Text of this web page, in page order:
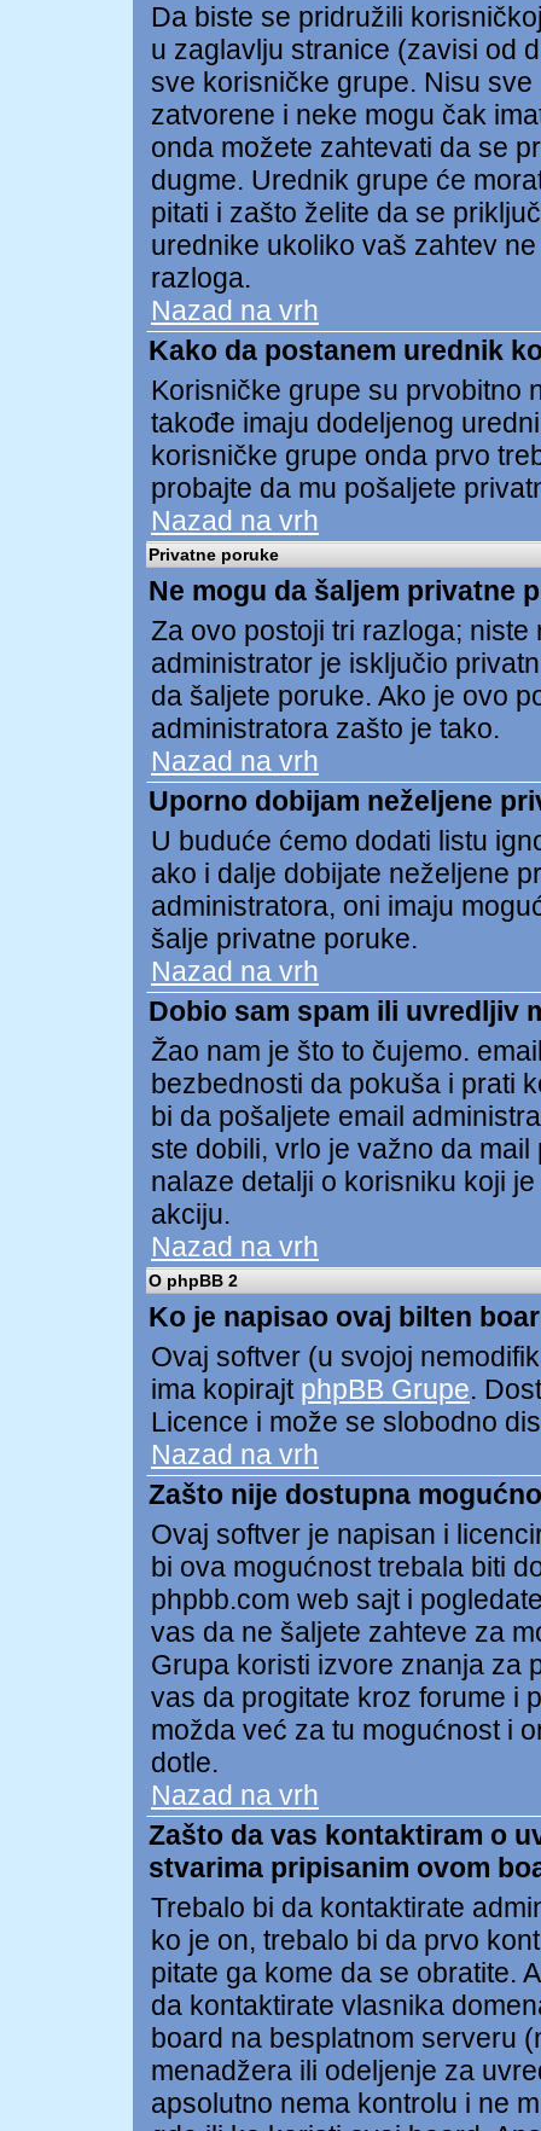
Da biste se pridružili
u zaglavlju stranice (zavisi od
sve korisničke grupe. Nisu
zatvorene i neke mogu čak
onda možete zahtevati da se
dugme. Urednik grupe će
pitati i zašto želite da se
urednike ukoliko vaš zahtev
razloga.
Nazad na vrh
Kako da postanem urednik
Korisničke grupe su prvobitno
takođe imaju dodeljenog
korisničke grupe onda prvo
probajte da mu pošaljete
Nazad na vrh
Privatne poruke
Ne mogu da šaljem privatne
Za ovo postoji tri razloga;
administrator je isključio
da šaljete poruke. Ako je ovo
administratora zašto je tako.
Nazad na vrh
Uporno dobijam neželjene
U buduće ćemo dodati listu
ako i dalje dobijate neželjene
administratora, oni imaju
šalje privatne poruke.
Nazad na vrh
Dobio sam spam ili uvredljiv
Žao nam je što to čujemo.
bezbednosti da pokuša i prati
bi da pošaljete email
ste dobili, vrlo je važno da
nalaze detalji o korisniku koji
akciju.
Nazad na vrh
O phpBB 2
Ko je napisao ovaj bilten
Ovaj softver (u svojoj
ima kopirajt phpBB Grupe.
Licence i može se slobodno
Nazad na vrh
Zašto nije dostupna
Ovaj softver je napisan i
bi ova mogućnost trebala biti
phpbb.com web sajt i
vas da ne šaljete zahteve za
Grupa koristi izvore znanja za
vas da progitate kroz forume i
možda već za tu mogućnost i
dotle.
Nazad na vrh
Zašto da vas kontaktiram o
stvarima pripisanim ovom
Trebalo bi da kontaktirate
ko je on, trebalo bi da prvo
pitate ga kome da se obratite.
da kontaktirate vlasnika
board na besplatnom serveru
menadžera ili odeljenje za
apsolutno nema kontrolu i ne